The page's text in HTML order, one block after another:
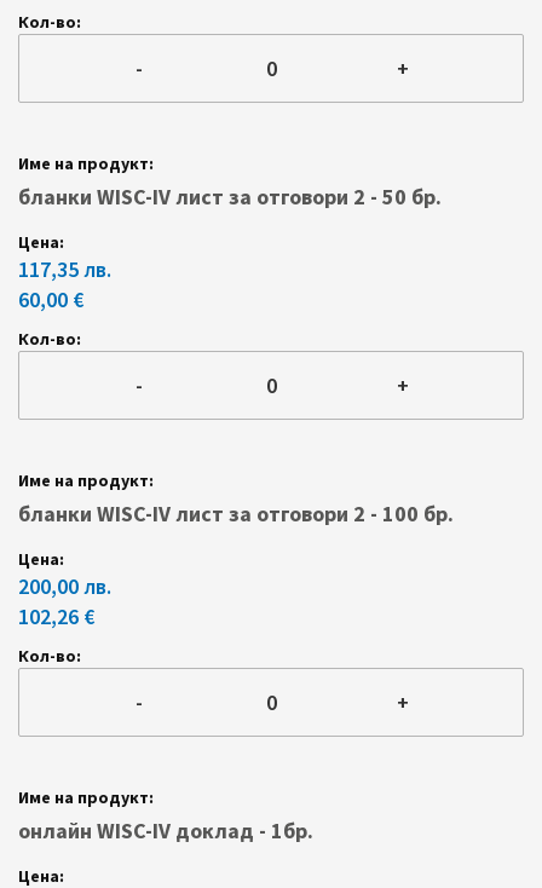
- +
бланки WISC-IV лист за отговори 2 - 50 бр.
117,35 лв.
60,00 €
- +
бланки WISC-IV лист за отговори 2 - 100 бр.
200,00 лв.
102,26 €
- +
онлайн WISC-IV доклад - 1бр.